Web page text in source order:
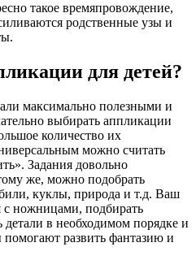
такое времяпровождение,
родственные узы и
для детей?
максимально полезными и
выбирать аппликации
количество их
можно считать
Задания довольно
же, можно подобрать
куклы, природа и т.д. Ваш
с ножницами, подбирать
детали в необходимом порядке и
развить фантазию и